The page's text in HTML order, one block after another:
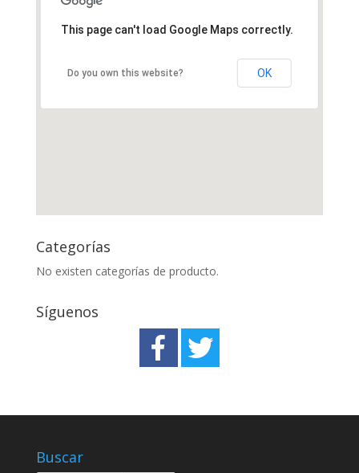
This page can't load Google Maps correctly.
Do you own this website? OK
Categorías
No existen categorías de producto.
Síguenos
Buscar